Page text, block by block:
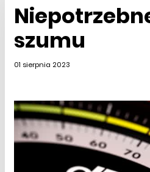
szumu
01 sierpnia 2023